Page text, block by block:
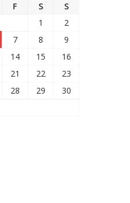
F S
S
1
2
7 8
9
14 15
16
21 22
23
28 29
30